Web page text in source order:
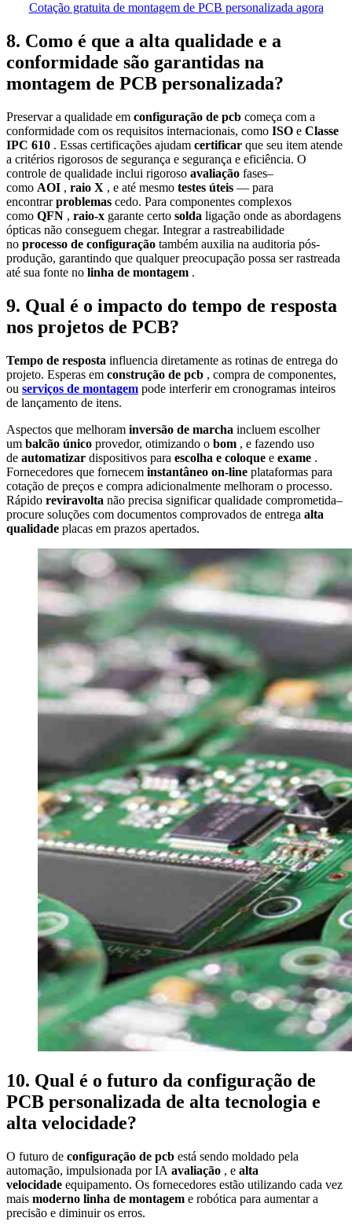
Cotação gratuita de montagem de PCB personalizada agora
8. Como é que a alta qualidade e a
conformidade são garantidas na
montagem de PCB personalizada?
Preservar a qualidade em configuração de pcb começa com a
conformidade com os requisitos internacionais, como ISO e Classe
IPC 610 . Essas certificações ajudam certificar que seu item atende
a critérios rigorosos de segurança e segurança e eficiência. O
controle de qualidade inclui rigoroso avaliação fases–
como AOI , raio X , e até mesmo testes úteis — para
encontrarproblemas cedo. Para componentes complexos
como QFN , raio-x garante certo solda ligação onde as abordagens
ópticas não conseguem chegar. Integrar a rastreabilidade
no processo de configuração também auxilia na auditoria pós-
produção, garantindo que qualquer preocupação possa ser rastreada
até sua fonte no linha de montagem .
9. Qual é o impacto do tempo de resposta
nos projetos de PCB?
Tempo de resposta influencia diretamente as rotinas de entrega do
projeto. Esperas em construção de pcb , compra de componentes,
ou serviços de montagem pode interferir em cronogramas inteiros
de lançamento de itens.
Aspectos que melhoram inversão de marcha incluem escolher
um balcão único provedor, otimizando o bom , e fazendo uso
de automatizar dispositivos para escolha e coloque e exame .
Fornecedores que fornecem instantâneo on-line plataformas para
cotação de preços e compra adicionalmente melhoram o processo.
Rápido reviravolta não precisa significar qualidade comprometida–
procure soluções com documentos comprovados de entrega alta
qualidade placas em prazos apertados.
10. Qual é o futuro da configuração de
PCB personalizada de alta tecnologia e
alta velocidade?
O futuro de configuração de pcb está sendo moldado pela
automação, impulsionada por IA avaliação , e alta
velocidade equipamento. Os fornecedores estão utilizando cada vez
mais moderno linha de montagem e robótica para aumentar a
precisão e diminuir os erros.